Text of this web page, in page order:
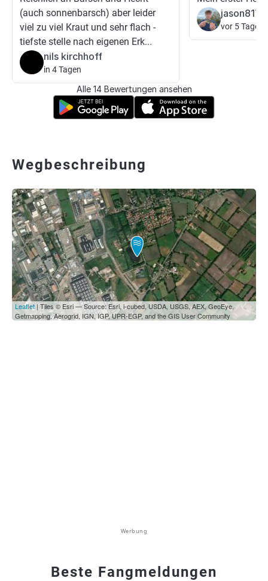
(auch sonnenbarsch) aber leider
viel zu viel Kraut und sehr flach -
tiefste stelle nach eigenen Erk...
nils kirchhoff
in 4 Tagen
jason8172
vor 5 Tagen
Alle 14 Bewertungen ansehen
Wegbeschreibung
Leaflet | Tiles © Esri — Source: Esri, i-cubed, USDA, USGS, AEX, GeoEye,
Getmapping, Aerogrid, IGN, IGP, UPR-EGP, and the GIS User Community
Werbung
Beste Fangmeldungen